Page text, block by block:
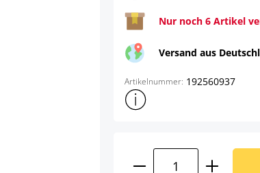
Nur noch 6 Artikel
Versand aus
Artikelnummer: 192560937
Weitere
Produkt Anzahl: